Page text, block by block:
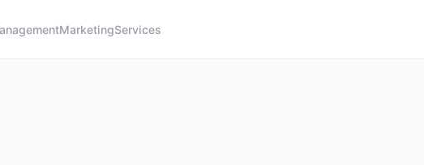
MarketingServices